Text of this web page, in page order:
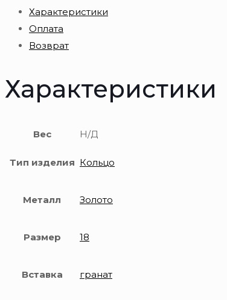
пробы
Характеристики
Оплата
Возврат
Характеристики
Вес Н/Д
Тип изделия Кольцо
Металл Золото
Размер 18
Вставка гранат